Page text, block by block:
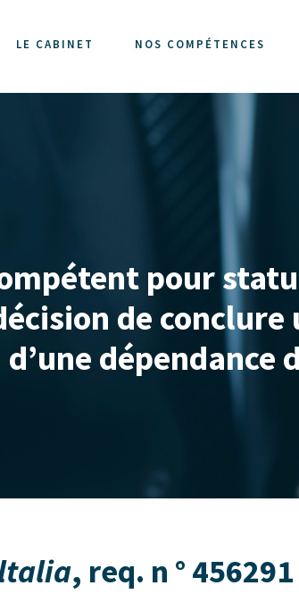
LE CABINET NOS COMPÉTENCES
pour
de
dépendance
, req. n ° 456291